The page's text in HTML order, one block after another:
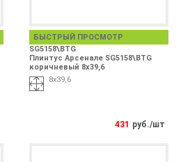
БЫСТРЫЙ ПРОСМОТР
SG5158\BTG
Плинтус Арсенале SG5158\BTG
коричневый 8х39,6
8х39,6
431 руб./шт